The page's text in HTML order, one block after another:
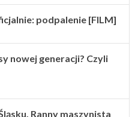
podpalenie [FILM]
nowej generacji? Czyli
Ranny maszynista